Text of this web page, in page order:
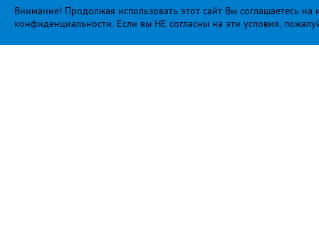
Внимание! Продолжая использовать этот сайт Вы соглашаетесь
конфиденциальности. Если вы НЕ согласны на эти условия,